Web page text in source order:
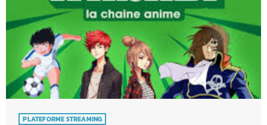
PLATEFORME STREAMING